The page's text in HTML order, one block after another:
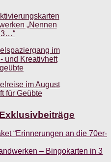
“Erinnerungen an die 70er-
– Bingokarten in 3